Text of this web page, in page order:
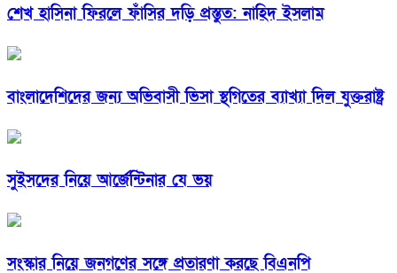
শেখ হাসিনা ফিরলে ফাঁসির দড়ি প্রস্তুত: নাহিদ ইসলাম
বাংলাদেশিদের জন্য অভিবাসী ভিসা স্থগিতের ব্যাখ্যা দিল যুক্তরাষ্ট্র
সুইসদের নিয়ে আর্জেন্টিনার যে ভয়
সংস্কার নিয়ে জনগণের সঙ্গে প্রতারণা করছে বিএনপি